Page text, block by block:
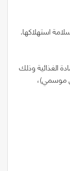
استهلاكها.
الغذائية وذلك
موسمي)،